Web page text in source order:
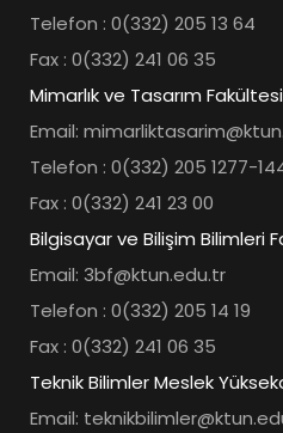
Telefon : 0(332) 205 13 64
Fax : 0(332) 241 06 35
Mimarlık ve Tasarım Fakültesi
Email:
Telefon : 0(332) 205 1277-
Fax : 0(332) 241 23 00
Bilgisayar ve Bilişim Bilimleri
Email: 3bf@ktun.edu.tr
Telefon : 0(332) 205 14 19
Fax : 0(332) 241 06 35
Teknik Bilimler Meslek
Email: